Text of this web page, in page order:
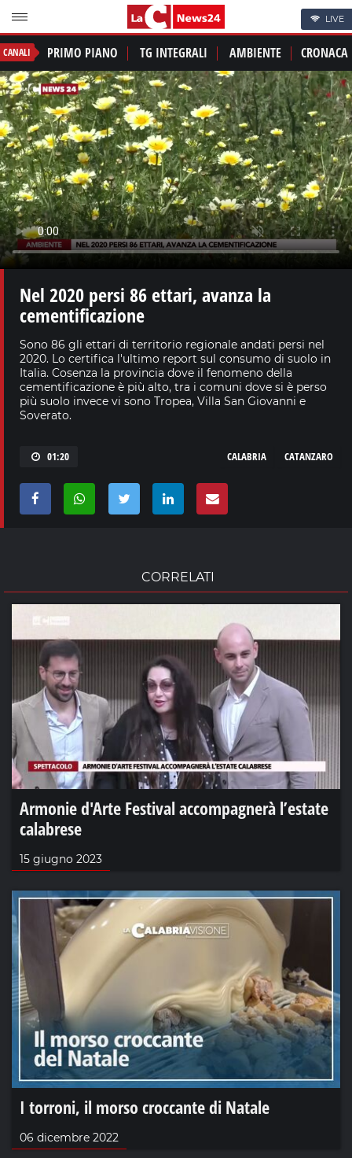
LIVE
CANALI PRIMO PIANO TG INTEGRALI AMBIENTE CRONACA
Nel 2020 persi 86 ettari, avanza la
cementificazione
Sono 86 gli ettari di territorio regionale andati persi nel
2020. Lo certifica l'ultimo report sul consumo di suolo in
Italia. Cosenza la provincia dove il fenomeno della
cementificazione è più alto, tra i comuni dove si è perso
più suolo invece vi sono Tropea, Villa San Giovanni e
Soverato.
01:20 CATANZARO
CALABRIA
CORRELATI
Armonie d'Arte Festival accompagnerà l’estate
calabrese
15 giugno 2023
I torroni, il morso croccante di Natale
06 dicembre 2022